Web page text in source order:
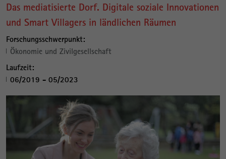
Das mediatisierte Dorf. Digitale soziale Innovationen
und Smart Villagers in ländlichen Räumen
Forschungsschwerpunkt:
Ökonomie und Zivilgesellschaft
Laufzeit:
06/2019 - 05/2023